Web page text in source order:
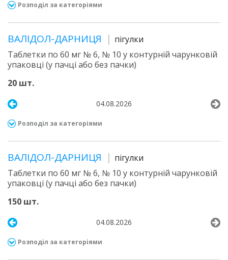
Розподіл за категоріями
ВАЛІДОЛ-ДАРНИЦЯ
пігулки
Таблетки по 60 мг № 6, № 10 у контурній чарунковій
упаковці (у пачці або без пачки)
20 шт.
04.08.2026
Розподіл за категоріями
ВАЛІДОЛ-ДАРНИЦЯ
пігулки
Таблетки по 60 мг № 6, № 10 у контурній чарунковій
упаковці (у пачці або без пачки)
150 шт.
04.08.2026
Розподіл за категоріями